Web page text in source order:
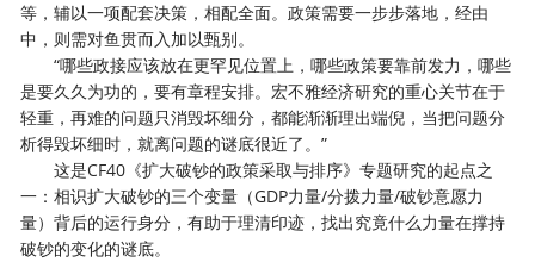
等，辅以一项配套决策，相配全面。政策需要一步步落地，经由
中，则需对鱼贯而入加以甄别。
“哪些政接应该放在更罕见位置上，哪些政策要靠前发力，哪些
是要久久为功的，要有章程安排。宏不雅经济研究的重心关节在于
轻重，再难的问题只消毁坏细分，都能渐渐理出端倪，当把问题分
析得毁坏细时，就离问题的谜底很近了。”
这是CF40《扩大破钞的政策采取与排序》专题研究的起点之
一：相识扩大破钞的三个变量（GDP力量/分拨力量/破钞意愿力
量）背后的运行身分，有助于理清印迹，找出究竟什么力量在撑持
破钞的变化的谜底。